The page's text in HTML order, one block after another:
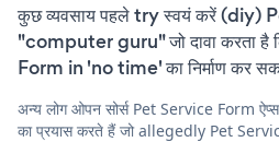
कुछ व्यवसाय पहले try स्वयं करें (diy)
"computer guru" जो दावा करता
Form in 'no time' का निर्माण कर
अन्य लोग ओपन सोर्स Pet Service Form
का प्रयास करते हैं जो allegedly Pet